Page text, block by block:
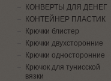
КОНВЕРТЫ ДЛЯ ДЕНЕГ
КОНТЕЙНЕР ПЛАСТИК
Крючки блистер
Крючки двухсторонние
Крючки односторонние
Крючок для тунисской
вязки